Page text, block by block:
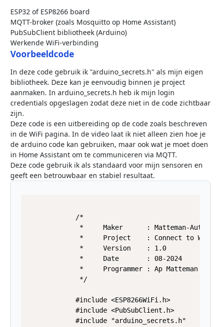
ESP32 of ESP8266 board
MQTT-broker (zoals Mosquitto op Home Assistant)
PubSubClient bibliotheek (Arduino)
Werkende WiFi-verbinding
Voorbeeldcode
In deze code gebruik ik "arduino_secrets.h" als mijn eigen
bibliotheek. Deze kan je eenvoudig binnen je project
aanmaken. In arduino_secrets.h heb ik mijn login
credentials opgeslagen zodat deze niet in de code zichtbaar
zijn.
Deze code is een uitbereiding op de code zoals beschreven
in de WiFi pagina. In de video laat ik niet alleen zien hoe je
de arduino code kan gebruiken, maar ook wat je moet doen
in Home Assistant om te communiceren via MQTT.
Deze code gebruik ik als standaard voor mijn sensoren en
geeft een betrouwbaar en stabiel resultaat.
            /*
*     Maker      :
*     Project    : Connect to WiFi
             *     Version    : 1.0
             *     Date       : 08-2024
             *     Programmer : Ap Matteman
             */
            #include <ESP8266WiFi.h>
            #include <PubSubClient.h>
            #include "arduino_secrets.h"